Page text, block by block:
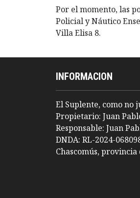
Por el momento, las
Policial y Náutico
Villa Elisa 8.
INFORMACION
El Suplente, como no
Propietario: Juan
Responsable: Juan
DNDA: RL-2024-
Chascomús, provincia